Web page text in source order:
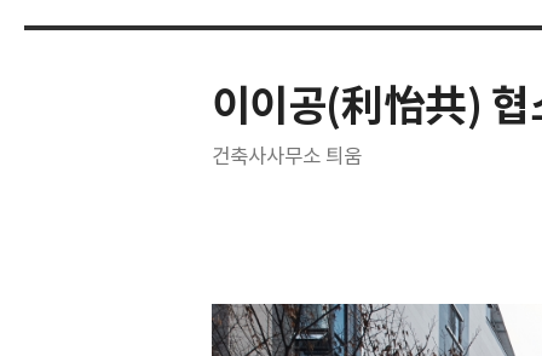
회원가입
Naver 로그인
이이공(利怡共) 협
건축사사무소 틔움